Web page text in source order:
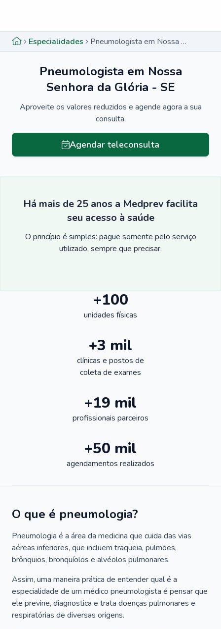
Especialidades Pneumologista em Nossa Senhora da Glória - SE
Pneumologista em Nossa
Senhora da Glória - SE
Aproveite os valores reduzidos e agende agora a sua
consulta.
Agendar teleconsulta
Há mais de 25 anos a Medprev facilita
seu acesso à saúde
O princípio é simples: pague somente pelo serviço
utilizado, sempre que precisar.
+100
unidades físicas
+3 mil
clínicas e postos de
coleta de exames
+19 mil
profissionais parceiros
+50 mil
agendamentos realizados
O que é pneumologia?
Pneumologia é a área da medicina que cuida das vias
aéreas inferiores, que incluem traqueia, pulmões,
brônquios, bronquíolos e alvéolos pulmonares.
Assim, uma maneira prática de entender qual é a
especialidade de um médico pneumologista é pensar que
ele previne, diagnostica e trata doenças pulmonares e
respiratórias de diversas origens.